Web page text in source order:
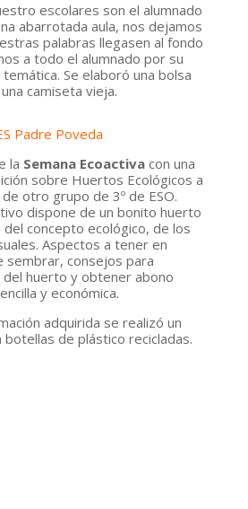
escolares son el alumnado
abarrotada aula, nos dejamos
palabras llegasen al fondo
a todo el alumnado por su
Se elaboró una bolsa
camiseta vieja.
Padre Poveda
la Semana Ecoactivacon una
sobre Huertos Ecológicos a
otro grupo de 3º de ESO.
dispone de un bonito huerto
concepto ecológico, de los
Aspectos a tener en
sembrar, consejos para
del huerto y obtener abono
y económica.
adquirida se realizó un
botellas de plástico recicladas.